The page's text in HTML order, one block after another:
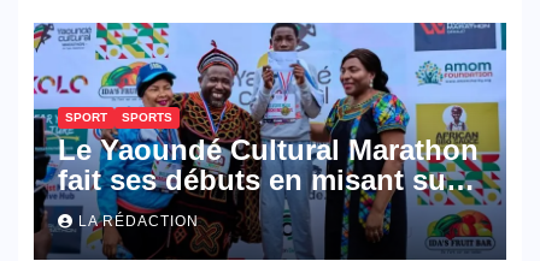
SPORT SPORTS
Le Yaoundé Cultural Marathon
fait ses débuts en misant sur
l’inclusion et la diversité
culturelle
LA RÉDACTION